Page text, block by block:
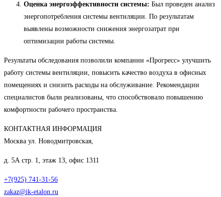
Оценка энергоэффективности системы: Был проведен анализ
энергопотребления системы вентиляции. По результатам
выявлены возможности снижения энергозатрат при
оптимизации работы системы.
Результаты обследования позволили компании «Прогресс» улучшить
работу системы вентиляции, повысить качество воздуха в офисных
помещениях и снизить расходы на обслуживание. Рекомендации
специалистов были реализованы, что способствовало повышению
комфортности рабочего пространства.
КОНТАКТНАЯ ИНФОРМАЦИЯ
Москва ул. Новодмитровская,
д. 5А стр. 1, этаж 13, офис 1311
+7(925) 741-31-56
zakaz@ik-etalon.ru